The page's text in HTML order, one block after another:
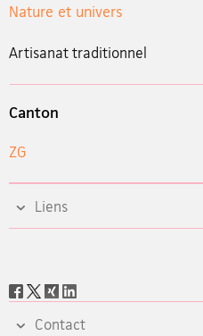
Nature et univers
Artisanat traditionnel
Canton
ZG
Liens
Social
Contact